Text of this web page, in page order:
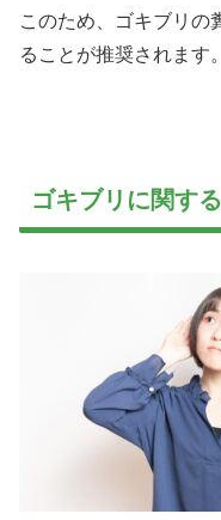
このため、ゴキブリの
ることが推奨されます。
ゴキブリに関す